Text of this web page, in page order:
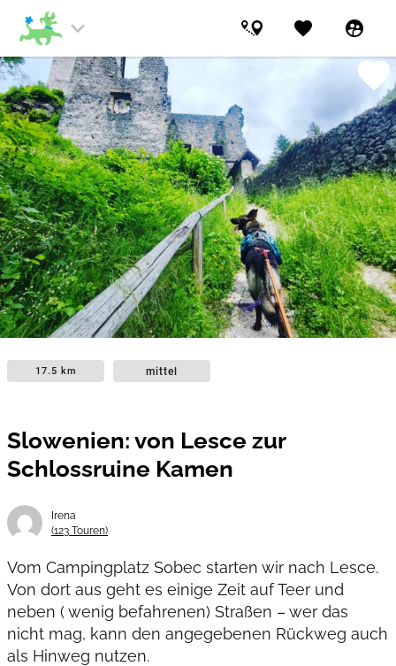
keyboard_arrow_down favorite supervised_user_circle
favorite
17.5 km mittel
Slowenien: von Lesce zur
Schlossruine Kamen
Irena
(123 Touren)
Vom Campingplatz Sobec starten wir nach Lesce.
Von dort aus geht es einige Zeit auf Teer und
neben ( wenig befahrenen) Straßen – wer das
nicht mag, kann den angegebenen Rückweg auch
als Hinweg nutzen.